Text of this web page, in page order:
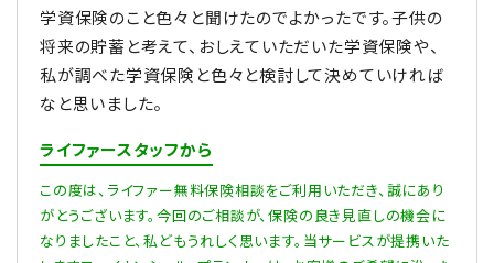
学資保険のこと色々と聞けたのでよかったです。子供の
将来の貯蓄と考えて、おしえていただいた学資保険や、
私が調べた学資保険と色々と検討して決めていければ
なと思いました。
ライファースタッフから
この度は、ライファー無料保険相談をご利用いただき、誠にあり
がとうございます。今回のご相談が、保険の良き見直しの機会に
なりましたこと、私どもうれしく思います。当サービスが提携いた